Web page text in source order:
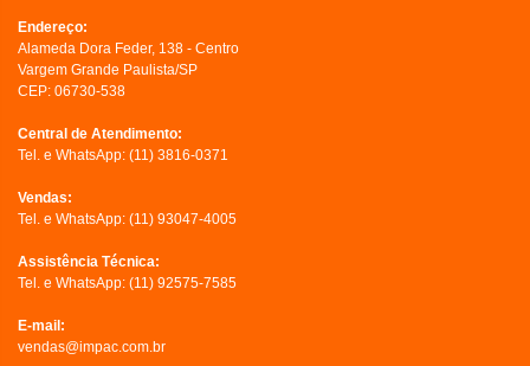
Endereço:
Alameda Dora Feder, 138 - Centro
Vargem Grande Paulista/SP
CEP: 06730-538
Central de Atendimento:
Tel. e WhatsApp: (11) 3816-0371
Vendas:
Tel. e WhatsApp: (11) 93047-4005
Assistência Técnica:
Tel. e WhatsApp: (11) 92575-7585
E-mail:
vendas@impac.com.br